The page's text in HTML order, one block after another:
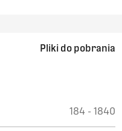
Pliki do pobrania
184 - 1840